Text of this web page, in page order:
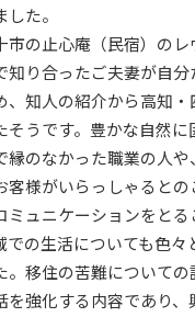
た。
の止心庵（民宿）のレ
知り合ったご夫妻が自
、知人の紹介から高知
そうです。豊かな自然
縁のなかった職業の人
客様がいらっしゃると
ミュニケーションをと
での生活についても色々
。移住の苦難について
を強化する内容であり